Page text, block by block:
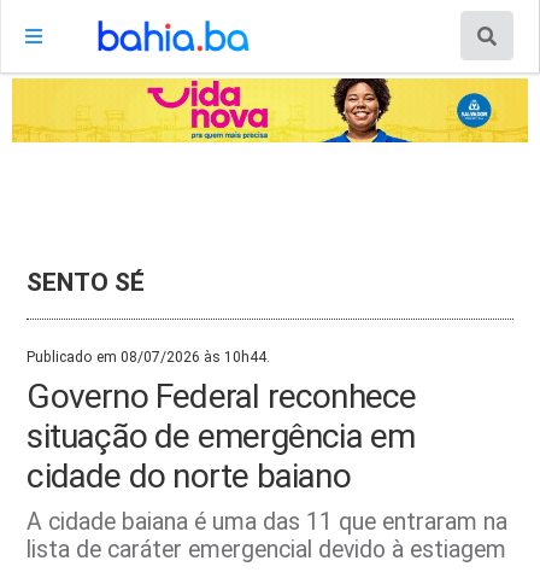
SENTO SÉ
Publicado em 08/07/2026 às 10h44.
Governo Federal reconhece
situação de emergência em
cidade do norte baiano
A cidade baiana é uma das 11 que entraram na
lista de caráter emergencial devido à estiagem